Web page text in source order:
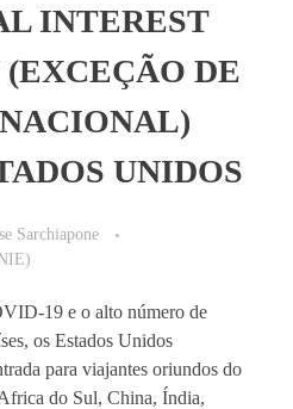
INTEREST
DE
UNIDOS
Sarchiapone
19 e o alto número de
os Estados Unidos
para viajantes oriundos do
do Sul, China, Índia,